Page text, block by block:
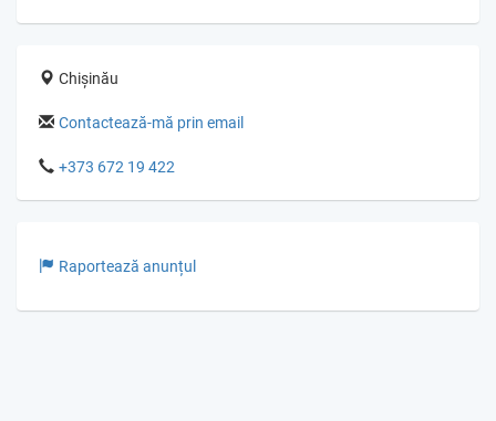
Chișinău
Contactează-mă prin email
+373 672 19 422
Raportează anunțul